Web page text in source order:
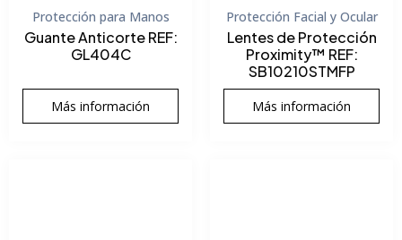
Protección para Manos
Guante Anticorte REF:
GL404C
Más información
Protección Facial y Ocular
Lentes de Protección
Proximity™ REF:
SB10210STMFP
Más información